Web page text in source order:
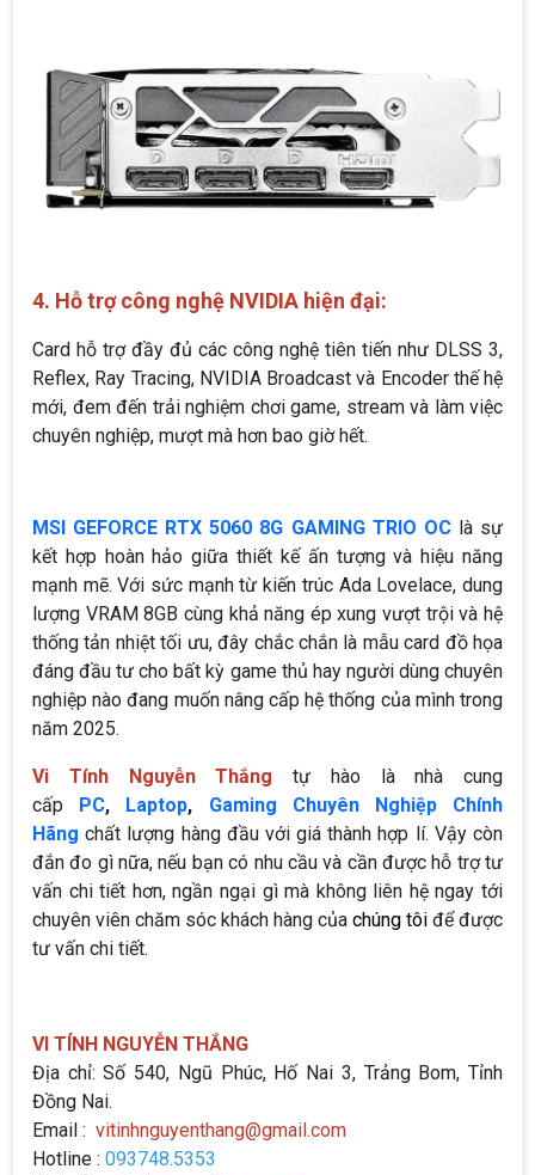
4. Hỗ trợ công nghệ NVIDIA hiện đại:
Card hỗ trợ đầy đủ các công nghệ tiên tiến như DLSS 3,
Reflex, Ray Tracing, NVIDIA Broadcast và Encoder thế hệ
mới, đem đến trải nghiệm chơi game, stream và làm việc
chuyên nghiệp, mượt mà hơn bao giờ hết.
MSI GEFORCE RTX 5060 8G GAMING TRIO OClà sự
kết hợp hoàn hảo giữa thiết kế ấn tượng và hiệu năng
mạnh mẽ. Với sức mạnh từ kiến trúc Ada Lovelace, dung
lượng VRAM 8GB cùng khả năng ép xung vượt trội và hệ
thống tản nhiệt tối ưu, đây chắc chắn là mẫu card đồ họa
đáng đầu tư cho bất kỳ game thủ hay người dùng chuyên
nghiệp nào đang muốn nâng cấp hệ thống của mình trong
năm 2025.
Vi Tính Nguyễn Thắng tự hào là nhà cung
cấp
PC, Laptop, Gaming Chuyên Nghiệp Chính
Hãng chất lượng hàng đầu với giá thành hợp lí. Vậy còn
đắn đo gì nữa, nếu bạn có nhu cầu và cần được hỗ trợ tư
vấn chi tiết hơn, ngần ngại gì mà không liên hệ ngay tới
chuyên viên chăm sóc khách hàng của chúng tôi để được
tư vấn chi tiết.
VI TÍNH NGUYỄN THẮNG
Địa chỉ: Số 540, Ngũ Phúc, Hố Nai 3, Trảng Bom, Tỉnh
Đồng Nai.
Email : vitinhnguyenthang@gmail.com
Hotline : 093748.5353